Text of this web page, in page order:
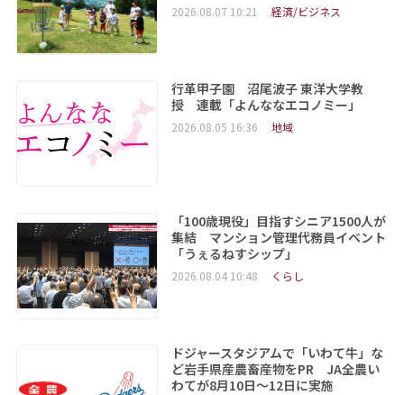
2026.08.07 10:21 経済/ビジネス
行革甲子園 沼尾波子 東洋大学教
授 連載「よんななエコノミー」
2026.08.05 16:36 地域
「100歳現役」目指すシニア1500人が
集結 マンション管理代務員イベント
「うぇるねすシップ」
2026.08.04 10:48 くらし
ドジャースタジアムで「いわて牛」な
ど岩手県産農畜産物をPR JA全農い
わてが8月10日～12日に実施